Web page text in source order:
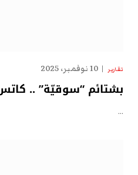
تقارير 10 نوفمبر، 2025
بشتائم “سوقيّة” ..
…